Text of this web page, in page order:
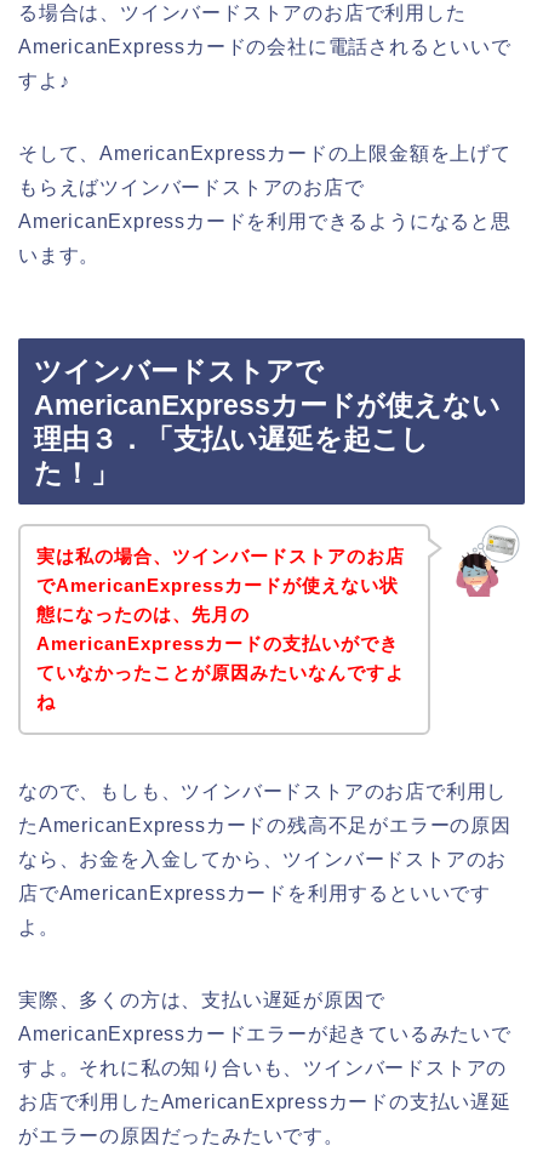
る場合は、ツインバードストアのお店で利用した
AmericanExpressカードの会社に電話されるといいで
すよ♪
そして、AmericanExpressカードの上限金額を上げて
もらえばツインバードストアのお店で
AmericanExpressカードを利用できるようになると思
います。
ツインバードストアで
AmericanExpressカードが使えない
理由３．「支払い遅延を起こし
た！」
実は私の場合、ツインバードストアのお店
でAmericanExpressカードが使えない状
態になったのは、先月の
AmericanExpressカードの支払いができ
ていなかったことが原因みたいなんですよ
ね
なので、もしも、ツインバードストアのお店で利用し
たAmericanExpressカードの残高不足がエラーの原因
なら、お金を入金してから、ツインバードストアのお
店でAmericanExpressカードを利用するといいです
よ。
実際、多くの方は、支払い遅延が原因で
AmericanExpressカードエラーが起きているみたいで
すよ。それに私の知り合いも、ツインバードストアの
お店で利用したAmericanExpressカードの支払い遅延
がエラーの原因だったみたいです。